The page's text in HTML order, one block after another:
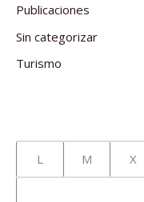
Publicaciones
Sin categorizar
Turismo
L M X